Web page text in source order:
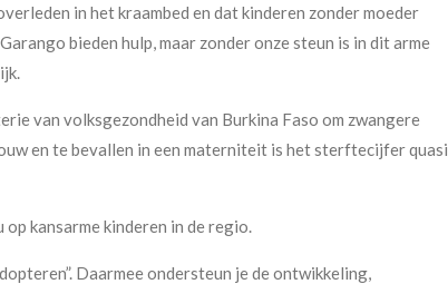
in het kraambed en dat kinderen zonder moeder
bieden hulp, maar zonder onze steun is in dit arme
van volksgezondheid van Burkina Faso om zwangere
en te bevallen in een materniteit is het sterftecijfer quasi
kansarme kinderen in de regio.
Daarmee ondersteun je de ontwikkeling,